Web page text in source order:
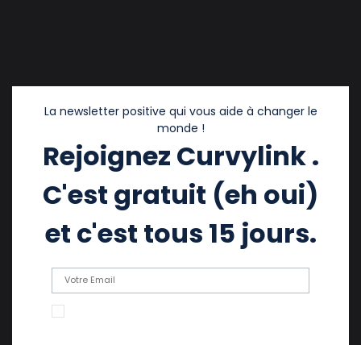
La newsletter positive qui vous aide à changer le
monde !
Rejoignez Curvylink .
C'est gratuit (eh oui)
et c'est tous 15 jours.